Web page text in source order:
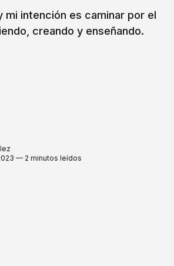
mi intención es caminar por el
creando y enseñando.
— 2 minutos leídos